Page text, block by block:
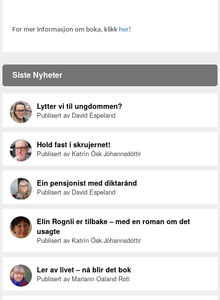
For mer informasjon om boka, klikk her!
Siste Nyheter
Lytter vi til ungdommen?
Publisert av David Espeland
Hold fast i skrujernet!
Publisert av Katrín Ósk Jóhannsdóttir
Ein pensjonist med diktarånd
Publisert av David Espeland
Elin Rognli er tilbake – med en roman om det
usagte
Publisert av Katrín Ósk Jóhannsdóttir
Ler av livet – nå blir det bok
Publisert av Mariann Oaland Roti